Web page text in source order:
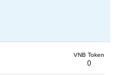
VNB Token
0